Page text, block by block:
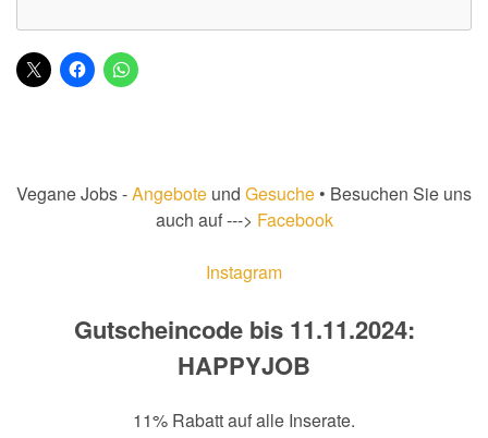
Vegane Jobs -Angebote und Gesuche • Besuchen Sie uns
auch auf ---> Facebook
Instagram
Gutscheincode bis 11.11.2024:
HAPPYJOB
11% Rabatt auf alle Inserate.